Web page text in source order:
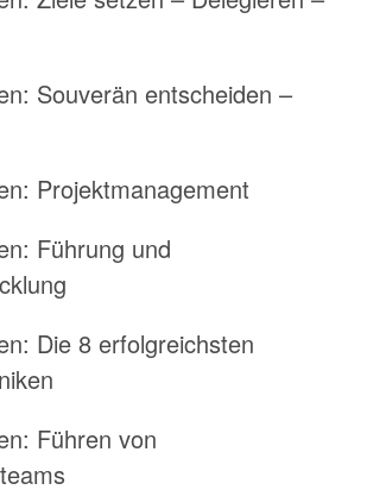
Souverän entscheiden –
Projektmanagement
Führung und
Die 8 erfolgreichsten
Führen von